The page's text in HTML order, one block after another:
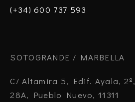
(+34) 600 737 593
SOTOGRANDE / MARBELLA
C/ Altamira 5, Edif. Ayala, 2º,
28A, Pueblo Nuevo, 11311